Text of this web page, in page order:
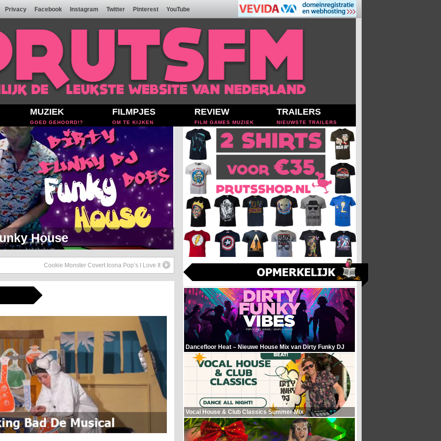
Privacy Facebook Instagram Twitter Pinterest YouTube
MUZIEK
GOED GEHOORD!?
FILMPJES
OM TE KIJKEN
REVIEW
FILM GAMES MUZIEK
TRAILERS
NIEUWSTE TRAILERS
Soul Setje
Cookie Monster Covert Icona Pop’s I Love It
Dancefloor Heat – Nieuwe House Mix van Dirty Funky DJ
Vocal House & Club Classics Summer Mix